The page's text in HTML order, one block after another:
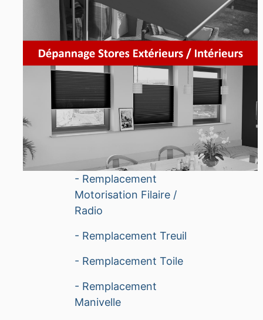
- Remplacement
Motorisation Filaire /
Radio
- Remplacement Treuil
- Remplacement Toile
- Remplacement
Manivelle